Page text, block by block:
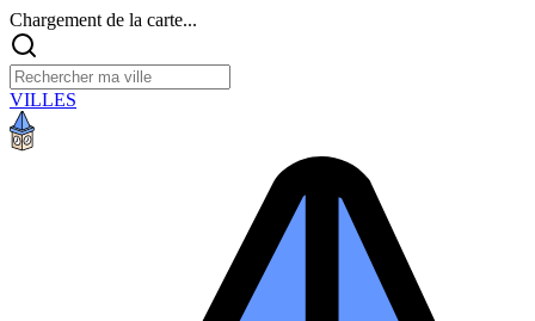
Chargement de la carte...
VILLES